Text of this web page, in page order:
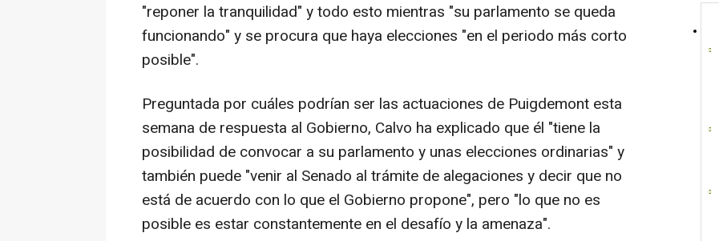
"reponer la tranquilidad" y todo esto mientras "su parlamento se queda
funcionando" y se procura que haya elecciones "en el periodo más corto
posible".
Preguntada por cuáles podrían ser las actuaciones de Puigdemont esta
semana de respuesta al Gobierno, Calvo ha explicado que él "tiene la
posibilidad de convocar a su parlamento y unas elecciones ordinarias" y
también puede "venir al Senado al trámite de alegaciones y decir que no
está de acuerdo con lo que el Gobierno propone", pero "lo que no es
posible es estar constantemente en el desafío y la amenaza".